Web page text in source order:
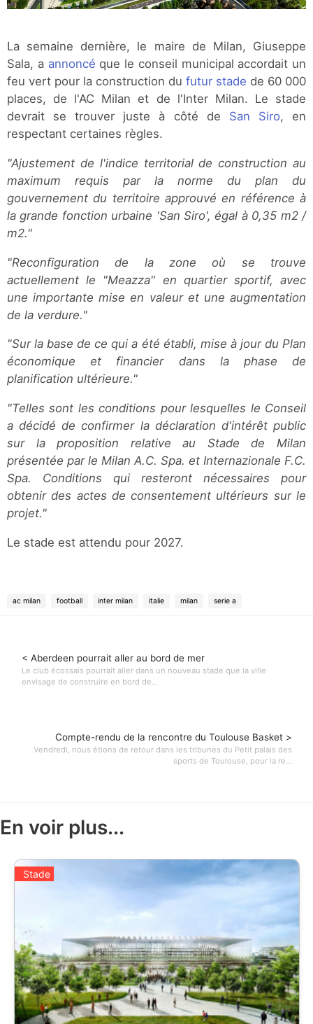
La semaine dernière, le maire de Milan, Giuseppe
Sala, a annoncé que le conseil municipal accordait un
feu vert pour la construction du futur stade de 60 000
places, de l'AC Milan et de l'Inter Milan. Le stade
devrait se trouver juste à côté de San Siro, en
respectant certaines règles.
"Ajustement de l'indice territorial de construction au
maximum requis par la norme du plan du
gouvernement du territoire approuvé en référence à
la grande fonction urbaine 'San Siro', égal à 0,35 m2 /
m2."
"Reconfiguration de la zone où se trouve
actuellement le "Meazza" en quartier sportif, avec
une importante mise en valeur et une augmentation
de la verdure."
"Sur la base de ce qui a été établi, mise à jour du Plan
économique et financier dans la phase de
planification ultérieure."
"Telles sont les conditions pour lesquelles le Conseil
a décidé de confirmer la déclaration d'intérêt public
sur la proposition relative au Stade de Milan
présentée par le Milan A.C. Spa. et Internazionale F.C.
Spa. Conditions qui resteront nécessaires pour
obtenir des actes de consentement ultérieurs sur le
projet."
Le stade est attendu pour 2027.
ac milan football inter milan italie milan serie a
< Aberdeen pourrait aller au bord de mer
Le club écossais pourrait aller dans un nouveau stade que la ville
envisage de construire en bord de...
Compte-rendu de la rencontre du Toulouse Basket >
Vendredi, nous étions de retour dans les tribunes du Petit palais des
sports de Toulouse, pour la re...
En voir plus...
Stade